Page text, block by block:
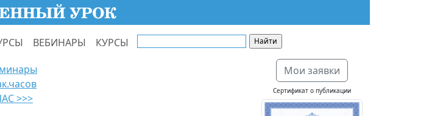
ВЕБИНАРЫ КУРСЫ
>>>
Мои заявки
Сертификат о публикации